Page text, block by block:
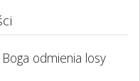
odmienia losy